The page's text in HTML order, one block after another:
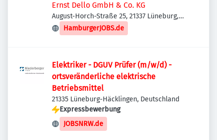
Ernst Dello GmbH & Co. KG
August-Horch-Straße 25, 21337 Lüneburg,
Deutschland
HamburgerJOBS.de
Elektriker - DGUV Prüfer (m/w/d) -
ortsveränderliche elektrische
Betriebsmittel
21335 Lüneburg-Häcklingen, Deutschland
Expressbewerbung
JOBSNRW.de